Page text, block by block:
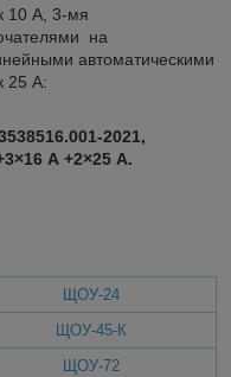
10 А, 3-мя
на
автоматическими
25 А:
2021,
А +2×25 А.
ЩОУ-24
ЩОУ-45-К
ЩОУ-72